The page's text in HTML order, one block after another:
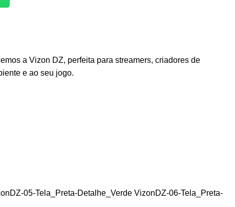
a Vizon DZ, perfeita para streamers, criadores de
e ao seu jogo.
05-Tela_Preta-Detalhe_Verde VizonDZ-06-Tela_Preta-